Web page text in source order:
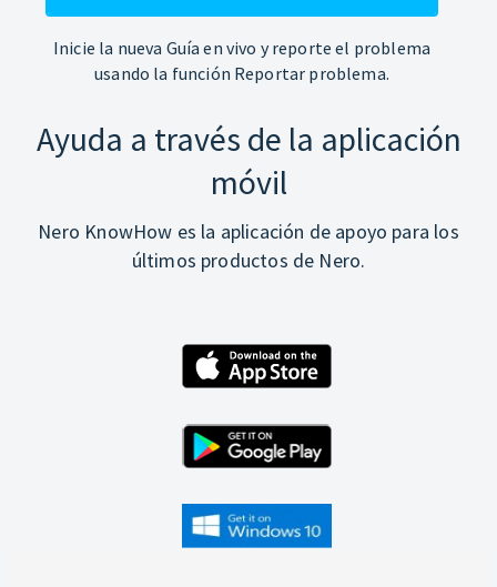
Inicie la nueva Guía en vivo y reporte el problema
usando la función Reportar problema.
Ayuda a través de la aplicación
móvil
Nero KnowHow es la aplicación de apoyo para los
últimos productos de Nero.